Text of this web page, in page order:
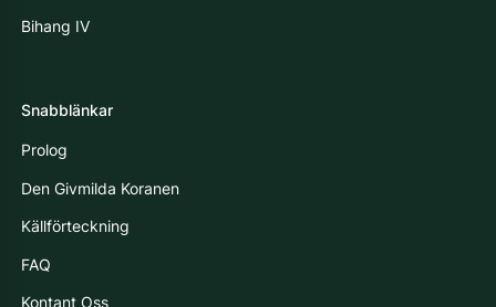
Bihang IV
Snabblänkar
Prolog
Den Givmilda Koranen
Källförteckning
FAQ
Kontant Oss